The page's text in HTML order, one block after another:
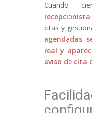
Cuando
citas y
agendadas
real y
aviso de cita